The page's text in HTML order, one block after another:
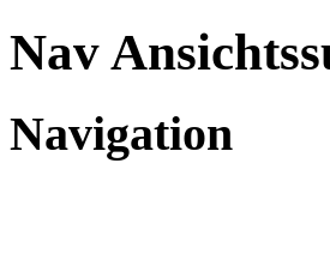
Nav
Navigation